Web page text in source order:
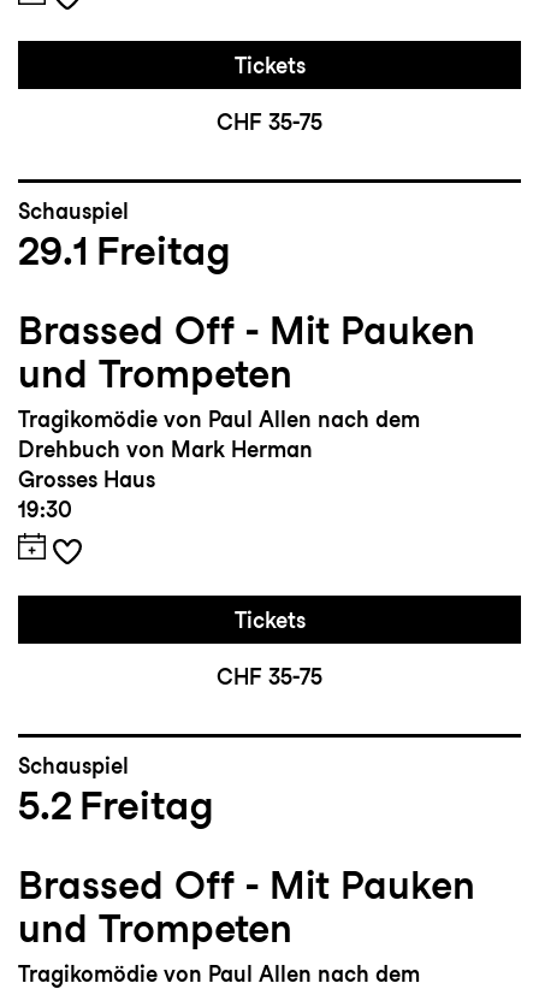
Tickets
CHF 35-75
Schauspiel
29.1 Freitag
Brassed Off - Mit Pauken
und Trompeten
Tragikomödie von Paul Allen nach dem
Drehbuch von Mark Herman
Grosses Haus
19:30
Tickets
CHF 35-75
Schauspiel
5.2 Freitag
Brassed Off - Mit Pauken
und Trompeten
Tragikomödie von Paul Allen nach dem